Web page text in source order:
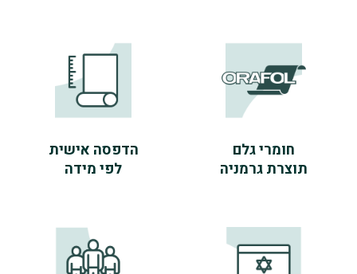
חומרי גלם
תוצרת גרמניה
הדפסה אישית
לפי מידה